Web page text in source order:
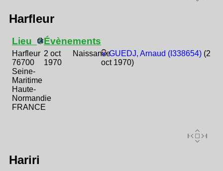
Harfleur
Lieu
Harfleur
76700
Seine-
Maritime
Haute-
Normandie
FRANCE
Évènements
2 oct
1970
NaissanceGUEDJ, Arnaud (I338654) (2
oct 1970)
Hariri